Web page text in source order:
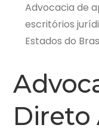
Advocacia de
escritórios
Estados do
Direto